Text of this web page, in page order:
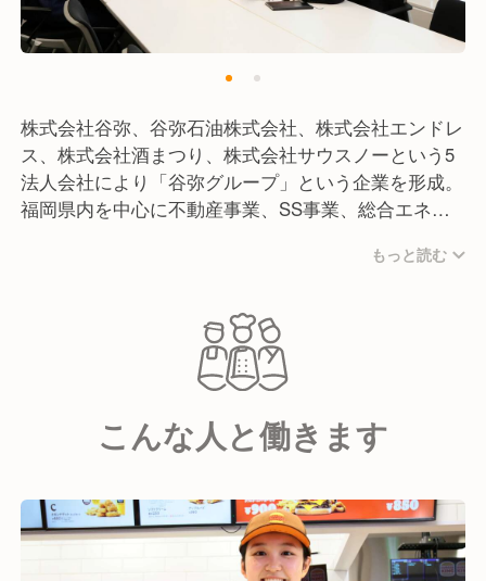
株式会社谷弥、谷弥石油株式会社、株式会社エンドレ
ス、株式会社酒まつり、株式会社サウスノーという5
法人会社により「谷弥グループ」という企業を形成。
福岡県内を中心に不動産事業、SS事業、総合エネル
事業、酒販売事業、サーティワンアイスクリーム事業
また株式会社谷弥では不動産事業、Kids Duo からだ
元気治療院などのライフサポート事業、北海道らーめ
ん「北の恵み」バーガーキングなどの飲食事業を展開
もっと読む
こんな人と働きます